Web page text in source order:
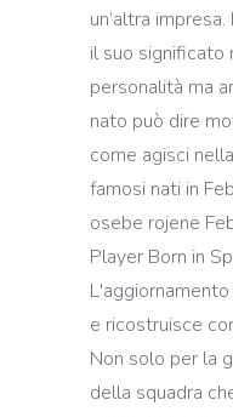
un’altra
il suo significato
personalità ma
nato può dire
come agisci
famosi nati in
osebe rojene
Player Born in
e ricostruisce
Non solo per la
della squadra